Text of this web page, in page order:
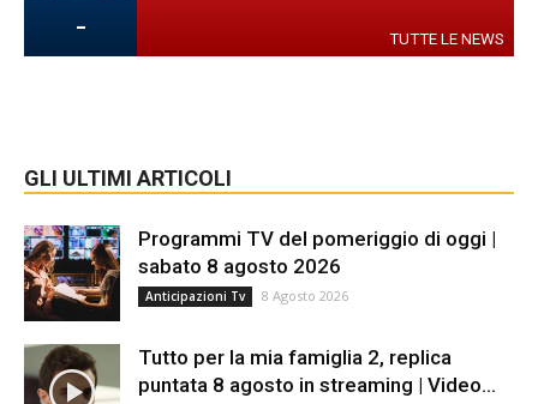
- TUTTE LE NEWS
GLI ULTIMI ARTICOLI
Programmi TV del pomeriggio di oggi |
sabato 8 agosto 2026
Anticipazioni Tv 8 Agosto 2026
Tutto per la mia famiglia 2, replica
puntata 8 agosto in streaming | Video...